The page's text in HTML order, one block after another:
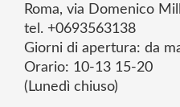
Roma, via Domenico
tel. +0693563138
Giorni di apertura: da
Orario: 10-13 15-20
(Lunedì chiuso)